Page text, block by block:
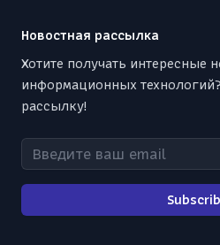
Новостная рассылка
Хотите получать интересные
информационных
рассылку!
Введите ваш email